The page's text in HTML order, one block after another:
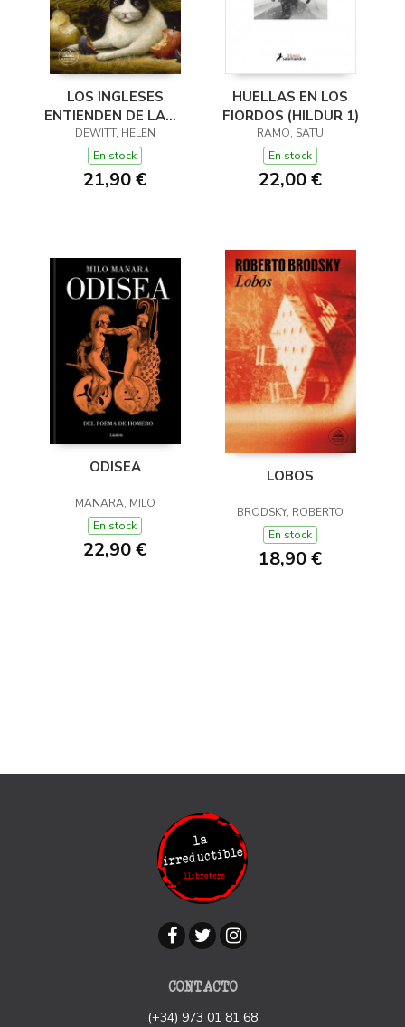
LOS INGLESES
ENTIENDEN DE LANA
(Y OTROS TRUCOS)
DEWITT, HELEN
En stock
21,90 €
HUELLAS EN LOS
FIORDOS (HILDUR 1)
RAMO, SATU
En stock
22,00 €
ODISEA
MANARA, MILO
En stock
22,90 €
LOBOS
BRODSKY, ROBERTO
En stock
18,90 €
CONTACTO
(+34) 973 01 81 68